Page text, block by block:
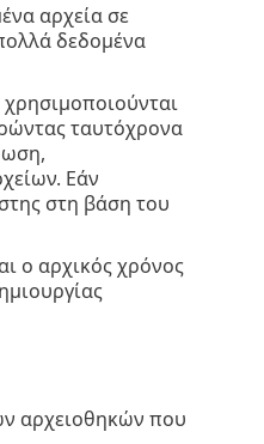
αρχεία σε
δεδομένα
ταυτόχρονα
Εάν
στη βάση του
ο αρχικός χρόνος
αρχειοθηκών που